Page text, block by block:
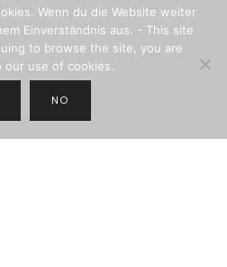
Wenn du die Website weiter
Einverständnis aus. - This site
to browse the site, you are
our use of cookies.
NO